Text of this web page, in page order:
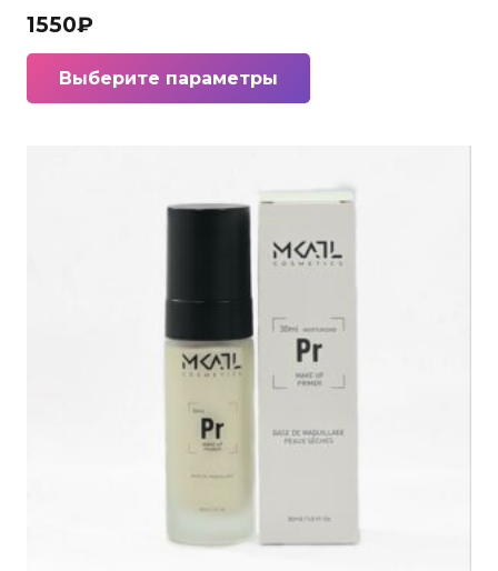
1550₽
Выберите параметры
Опции
можно
выбрать
странице